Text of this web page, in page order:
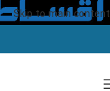
Skip to main content